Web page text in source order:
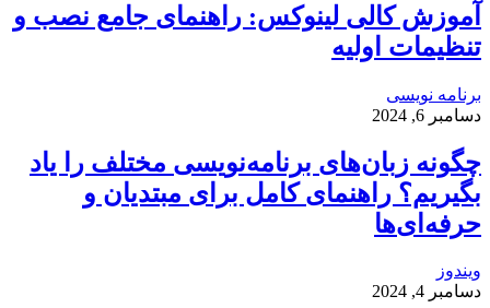
آموزش کالی لینوکس: راهنمای جامع نصب و
تنظیمات اولیه
برنامه نویسی
دسامبر 6, 2024
چگونه زبان‌های برنامه‌نویسی مختلف را یاد
بگیریم؟ راهنمای کامل برای مبتدیان و
حرفه‌ای‌ها
ویندوز
دسامبر 4, 2024